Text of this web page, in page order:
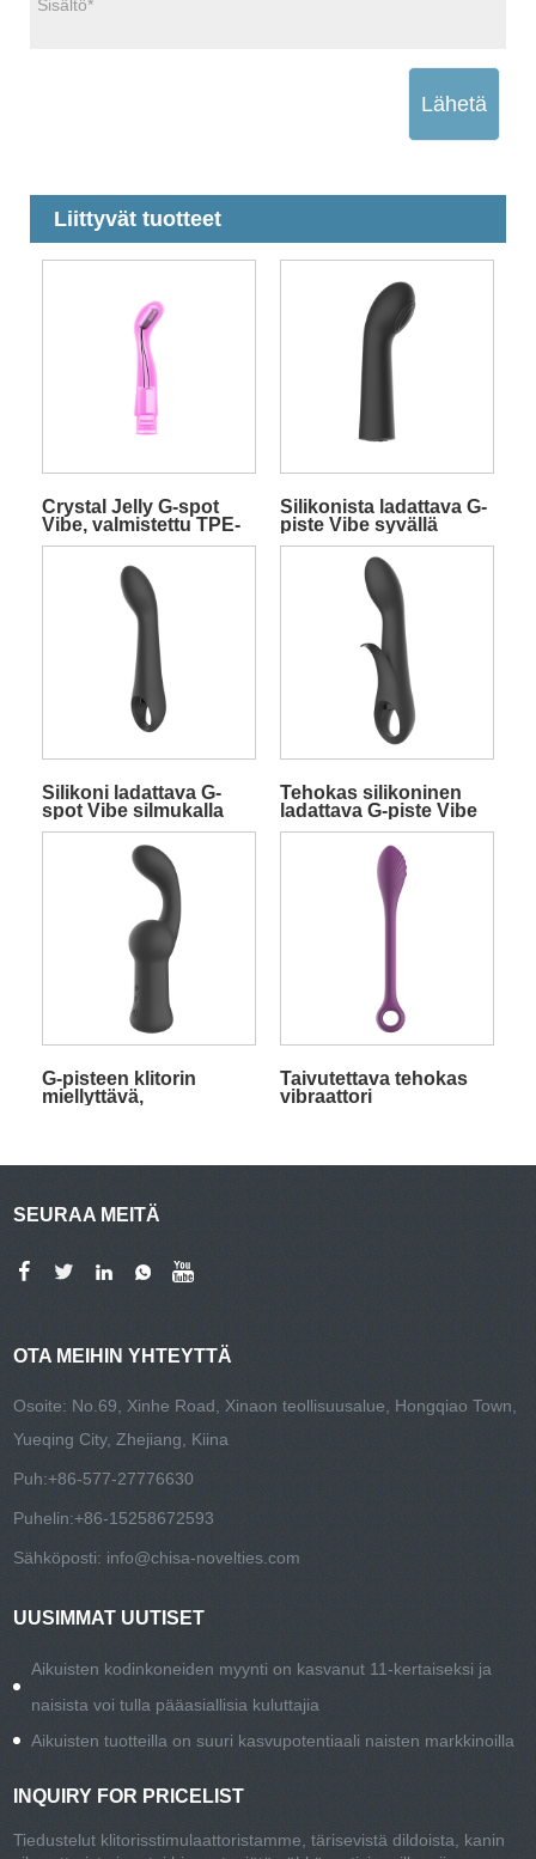
Lähetä
Liittyvät tuotteet
Crystal Jelly G-spot
Vibe, valmistettu TPE-
materiaalista
Silikonista ladattava G-
piste Vibe syvällä
rummivärähtelyllä
Silikoni ladattava G-
spot Vibe silmukalla
Tehokas silikoninen
ladattava G-piste Vibe
silmukalla ja kanilla
G-pisteen klitorin
miellyttävä,
Taivutettava tehokas
vibraattori
SEURAA MEITÄ
OTA MEIHIN YHTEYTTÄ
Osoite: No.69, Xinhe Road, Xinaon teollisuusalue, Hongqiao Town,
Yueqing City, Zhejiang, Kiina
Puh:+86-577-27776630
Puhelin:+86-15258672593
Sähköposti: info@chisa-novelties.com
UUSIMMAT UUTISET
Aikuisten kodinkoneiden myynti on kasvanut 11-kertaiseksi ja
naisista voi tulla pääasiallisia kuluttajia
Aikuisten tuotteilla on suuri kasvupotentiaali naisten markkinoilla
INQUIRY FOR PRICELIST
Tiedustelut klitorisstimulaattoristamme, tärisevistä dildoista, kanin